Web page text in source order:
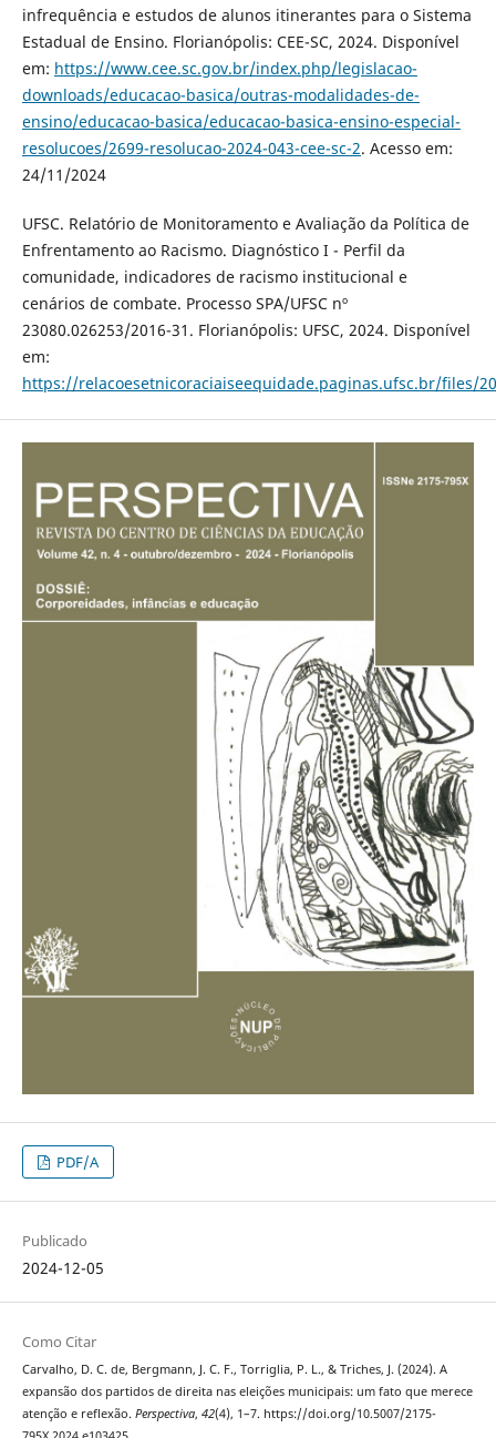
infrequência e estudos de alunos itinerantes para o Sistema
Estadual de Ensino. Florianópolis: CEE-SC, 2024. Disponível
em: https://www.cee.sc.gov.br/index.php/legislacao-
downloads/educacao-basica/outras-modalidades-de-
ensino/educacao-basica/educacao-basica-ensino-especial-
resolucoes/2699-resolucao-2024-043-cee-sc-2. Acesso em:
24/11/2024
UFSC. Relatório de Monitoramento e Avaliação da Política de
Enfrentamento ao Racismo. Diagnóstico I - Perfil da
comunidade, indicadores de racismo institucional e
cenários de combate. Processo SPA/UFSC nº
23080.026253/2016-31. Florianópolis: UFSC, 2024. Disponível
em:
https://relacoesetnicoraciaiseequidade.paginas.ufsc.br/files/
PDF/A
Publicado
2024-12-05
Como Citar
Carvalho, D. C. de, Bergmann, J. C. F., Torriglia, P. L., & Triches, J. (2024). A
expansão dos partidos de direita nas eleições municipais: um fato que merece
atenção e reflexão. Perspectiva, 42(4), 1–7. https://doi.org/10.5007/2175-